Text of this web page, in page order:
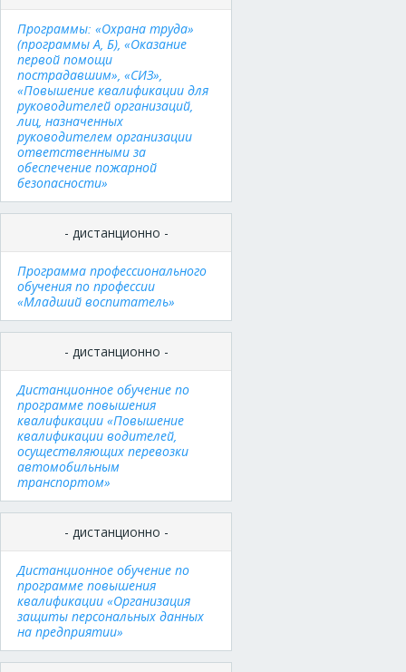
Программы: «Охрана труда»
(программы А, Б), «Оказание
первой помощи
пострадавшим», «СИЗ»,
«Повышение квалификации для
руководителей организаций,
лиц, назначенных
руководителем организации
ответственными за
обеспечение пожарной
безопасности»
- дистанционно -
Программа профессионального
обучения по профессии
«Младший воспитатель»
- дистанционно -
Дистанционное обучение по
программе повышения
квалификации «Повышение
квалификации водителей,
осуществляющих перевозки
автомобильным
транспортом»
- дистанционно -
Дистанционное обучение по
программе повышения
квалификации «Организация
защиты персональных данных
на предприятии»